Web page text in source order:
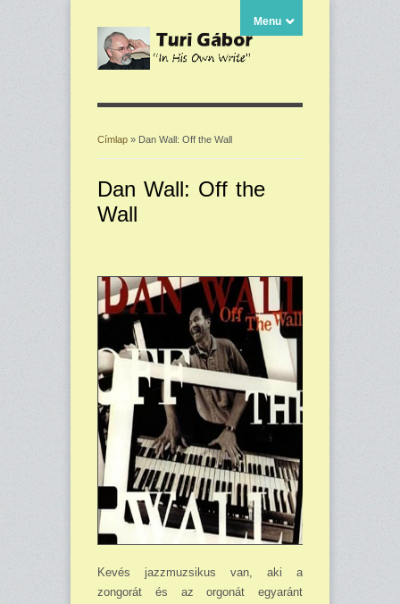
Menu
Címlap » Dan Wall: Off the Wall
Dan Wall: Off the
Wall
Kevés jazzmuzsikus van, aki a
zongorát és az orgonát egyaránt